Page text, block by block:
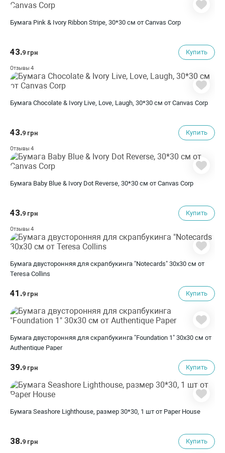
Бумага Pink & Ivory Ribbon Stripe, 30*30 см от Canvas Corp
43.9 грн Купить
Отзывы 4
Бумага Chocolate & Ivory Live, Love, Laugh, 30*30 см от Canvas Corp
43.9 грн Купить
Отзывы 4
Бумага Baby Blue & Ivory Dot Reverse, 30*30 см от Canvas Corp
43.9 грн Купить
Отзывы 4
Бумага двусторонняя для скрапбукинга "Notecards" 30х30 см от
Teresa Collins
41.9 грн Купить
Бумага двусторонняя для скрапбукинга "Foundation 1" 30х30 см от
Authentique Paper
39.9 грн Купить
Бумага Seashore Lighthouse, размер 30*30, 1 шт от Paper House
38.9 грн Купить